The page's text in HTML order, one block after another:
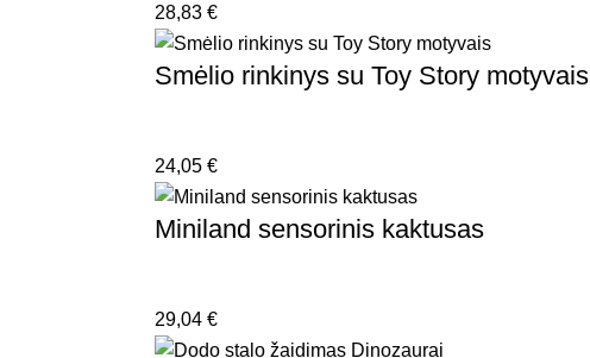
28,83 €
Smėlio rinkinys su Toy Story motyvais
24,05 €
Miniland sensorinis kaktusas
29,04 €